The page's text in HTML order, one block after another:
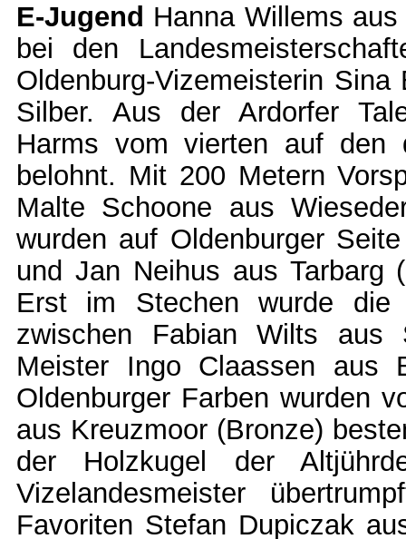
E-Jugend Hanna Willems
bei den
Oldenburg-Vizemeisterin
Silber. Aus der Ardorfer
Harms vom vierten auf den
belohnt. Mit 200 Metern
Malte Schoone aus
wurden auf Oldenburger
und Jan Neihus aus Tarbarg
Erst im Stechen wurde die
zwischen Fabian Wilts aus
Meister Ingo Claassen aus
Oldenburger Farben wurden
aus Kreuzmoor (Bronze)
der Holzkugel der
Vizelandesmeister
Favoriten Stefan Dupiczak